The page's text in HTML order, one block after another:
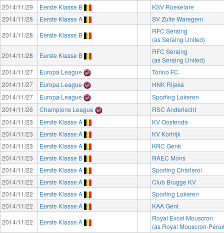
2014/11/29
Eerste Klasse B
KSV Roeselare
2014/11/28
Eerste Klasse A
SV Zulte Waregem
2014/11/28
Eerste Klasse B
RFC Seraing
(as Seraing United)
2014/11/28
Eerste Klasse B
RFC Seraing
(as Seraing United)
2014/11/27
Europa League
Torino FC
2014/11/27
Europa League
HNK Rijeka
2014/11/27
Europa League
Sporting Lokeren
2014/11/26
Champions League
RSC Anderlecht
2014/11/23
Eerste Klasse A
KV Oostende
2014/11/23
Eerste Klasse A
KV Kortrijk
2014/11/23
Eerste Klasse A
KRC Genk
2014/11/23
Eerste Klasse B
RAEC Mons
2014/11/22
Eerste Klasse A
Sporting Charleroi
2014/11/22
Eerste Klasse A
Club Brugge KV
2014/11/22
Eerste Klasse A
Sporting Lokeren
2014/11/22
Eerste Klasse A
KAA Gent
2014/11/22
Eerste Klasse A
Royal Excel Mouscron
(as Royal Mouscron-